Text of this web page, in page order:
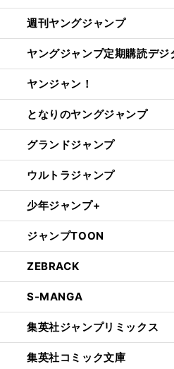
週刊ヤングジャンプ
ヤングジャンプ定期購読デジ
ヤンジャン！
となりのヤングジャンプ
グランドジャンプ
ウルトラジャンプ
少年ジャンプ+
ジャンプTOON
ZEBRACK
S-MANGA
集英社ジャンプリミックス
集英社コミック文庫